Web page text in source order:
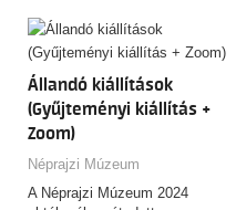
története elevenedik meg
mintegy 600 műtárgy
kompozíciója révén.
Állandó kiállítások
(Gyűjteményi kiállítás +
Zoom)
Néprajzi Múzeum
A Néprajzi Múzeum 2024